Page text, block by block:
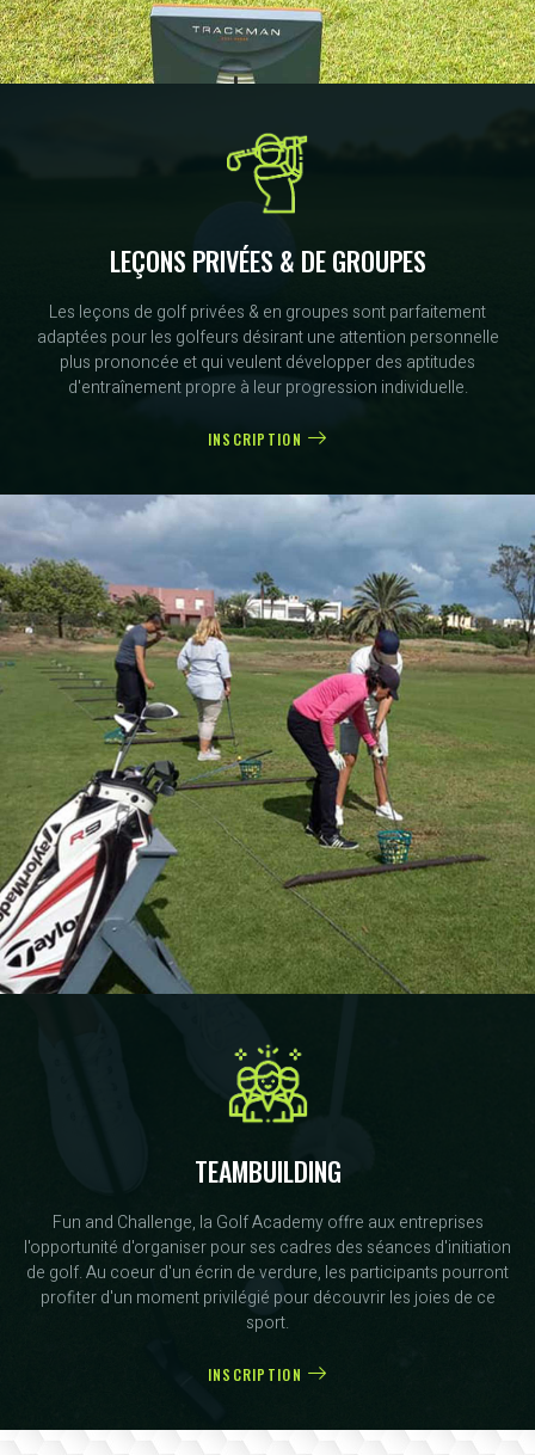
LEÇONS PRIVÉES & DE GROUPES
Les leçons de golf privées & en groupes sont parfaitement
adaptées pour les golfeurs désirant une attention personnelle
plus prononcée et qui veulent développer des aptitudes
d'entraînement propre à leur progression individuelle.
INSCRIPTION
TEAMBUILDING
Fun and Challenge, la Golf Academy offre aux entreprises
l'opportunité d'organiser pour ses cadres des séances d'initiation
de golf. Au coeur d'un écrin de verdure, les participants pourront
profiter d'un moment privilégié pour découvrir les joies de ce
sport.
INSCRIPTION